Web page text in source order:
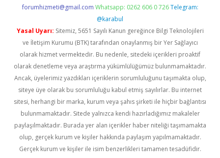
forumhizmeti@gmail.com Whatsapp: 0262 606 0 726 Telegram:
@karabul
Yasal Uyarı: Sitemiz, 5651 Sayılı Kanun gereğince Bilgi Teknolojileri
ve İletişim Kurumu (BTK) tarafından onaylanmış bir Yer Sağlayıcı
olarak hizmet vermektedir. Bu nedenle, sitedeki içerikleri proaktif
olarak denetleme veya araştırma yükümlülüğümüz bulunmamaktadır.
Ancak, üyelerimiz yazdıkları içeriklerin sorumluluğunu taşımakta olup,
siteye üye olarak bu sorumluluğu kabul etmiş sayılırlar. Bu internet
sitesi, herhangi bir marka, kurum veya şahıs şirketi ile hiçbir bağlantısı
bulunmamaktadır. Sitede yalnızca kendi hazırladığımız makaleler
paylaşılmaktadır. Burada yer alan içerikler haber niteliği taşımamakta
olup, gerçek kurum ve kişiler hakkında paylaşım yapılmamaktadır.
Gerçek kurum ve kişiler ile isim benzerlikleri tamamen tesadüfidir.